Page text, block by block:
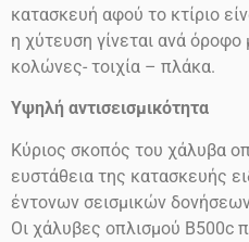
κατασκευή αφού το κτίριο
η χύτευση γίνεται ανά όροφο
κολώνες- τοιχία – πλάκα.
Υψηλή αντισεισμικότητα
Κύριος σκοπός του χάλυβα
ευστάθεια της κατασκευής
έντονων σεισμικών
Οι χάλυβες οπλισμού Β500c